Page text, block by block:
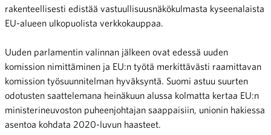
rakenteellisesti edistää vastuullisuusnäkökulmasta kyseenalaista
EU-alueen ulkopuolista verkkokauppaa.
Uuden parlamentin valinnan jälkeen ovat edessä uuden
komission nimittäminen ja EU:n työtä merkittävästi raamittavan
komission työsuunnitelman hyväksyntä. Suomi astuu suurten
odotusten saattelemana heinäkuun alussa kolmatta kertaa EU:n
ministerineuvoston puheenjohtajan saappaisiin, unionin hakiessa
asentoa kohdata 2020-luvun haasteet.